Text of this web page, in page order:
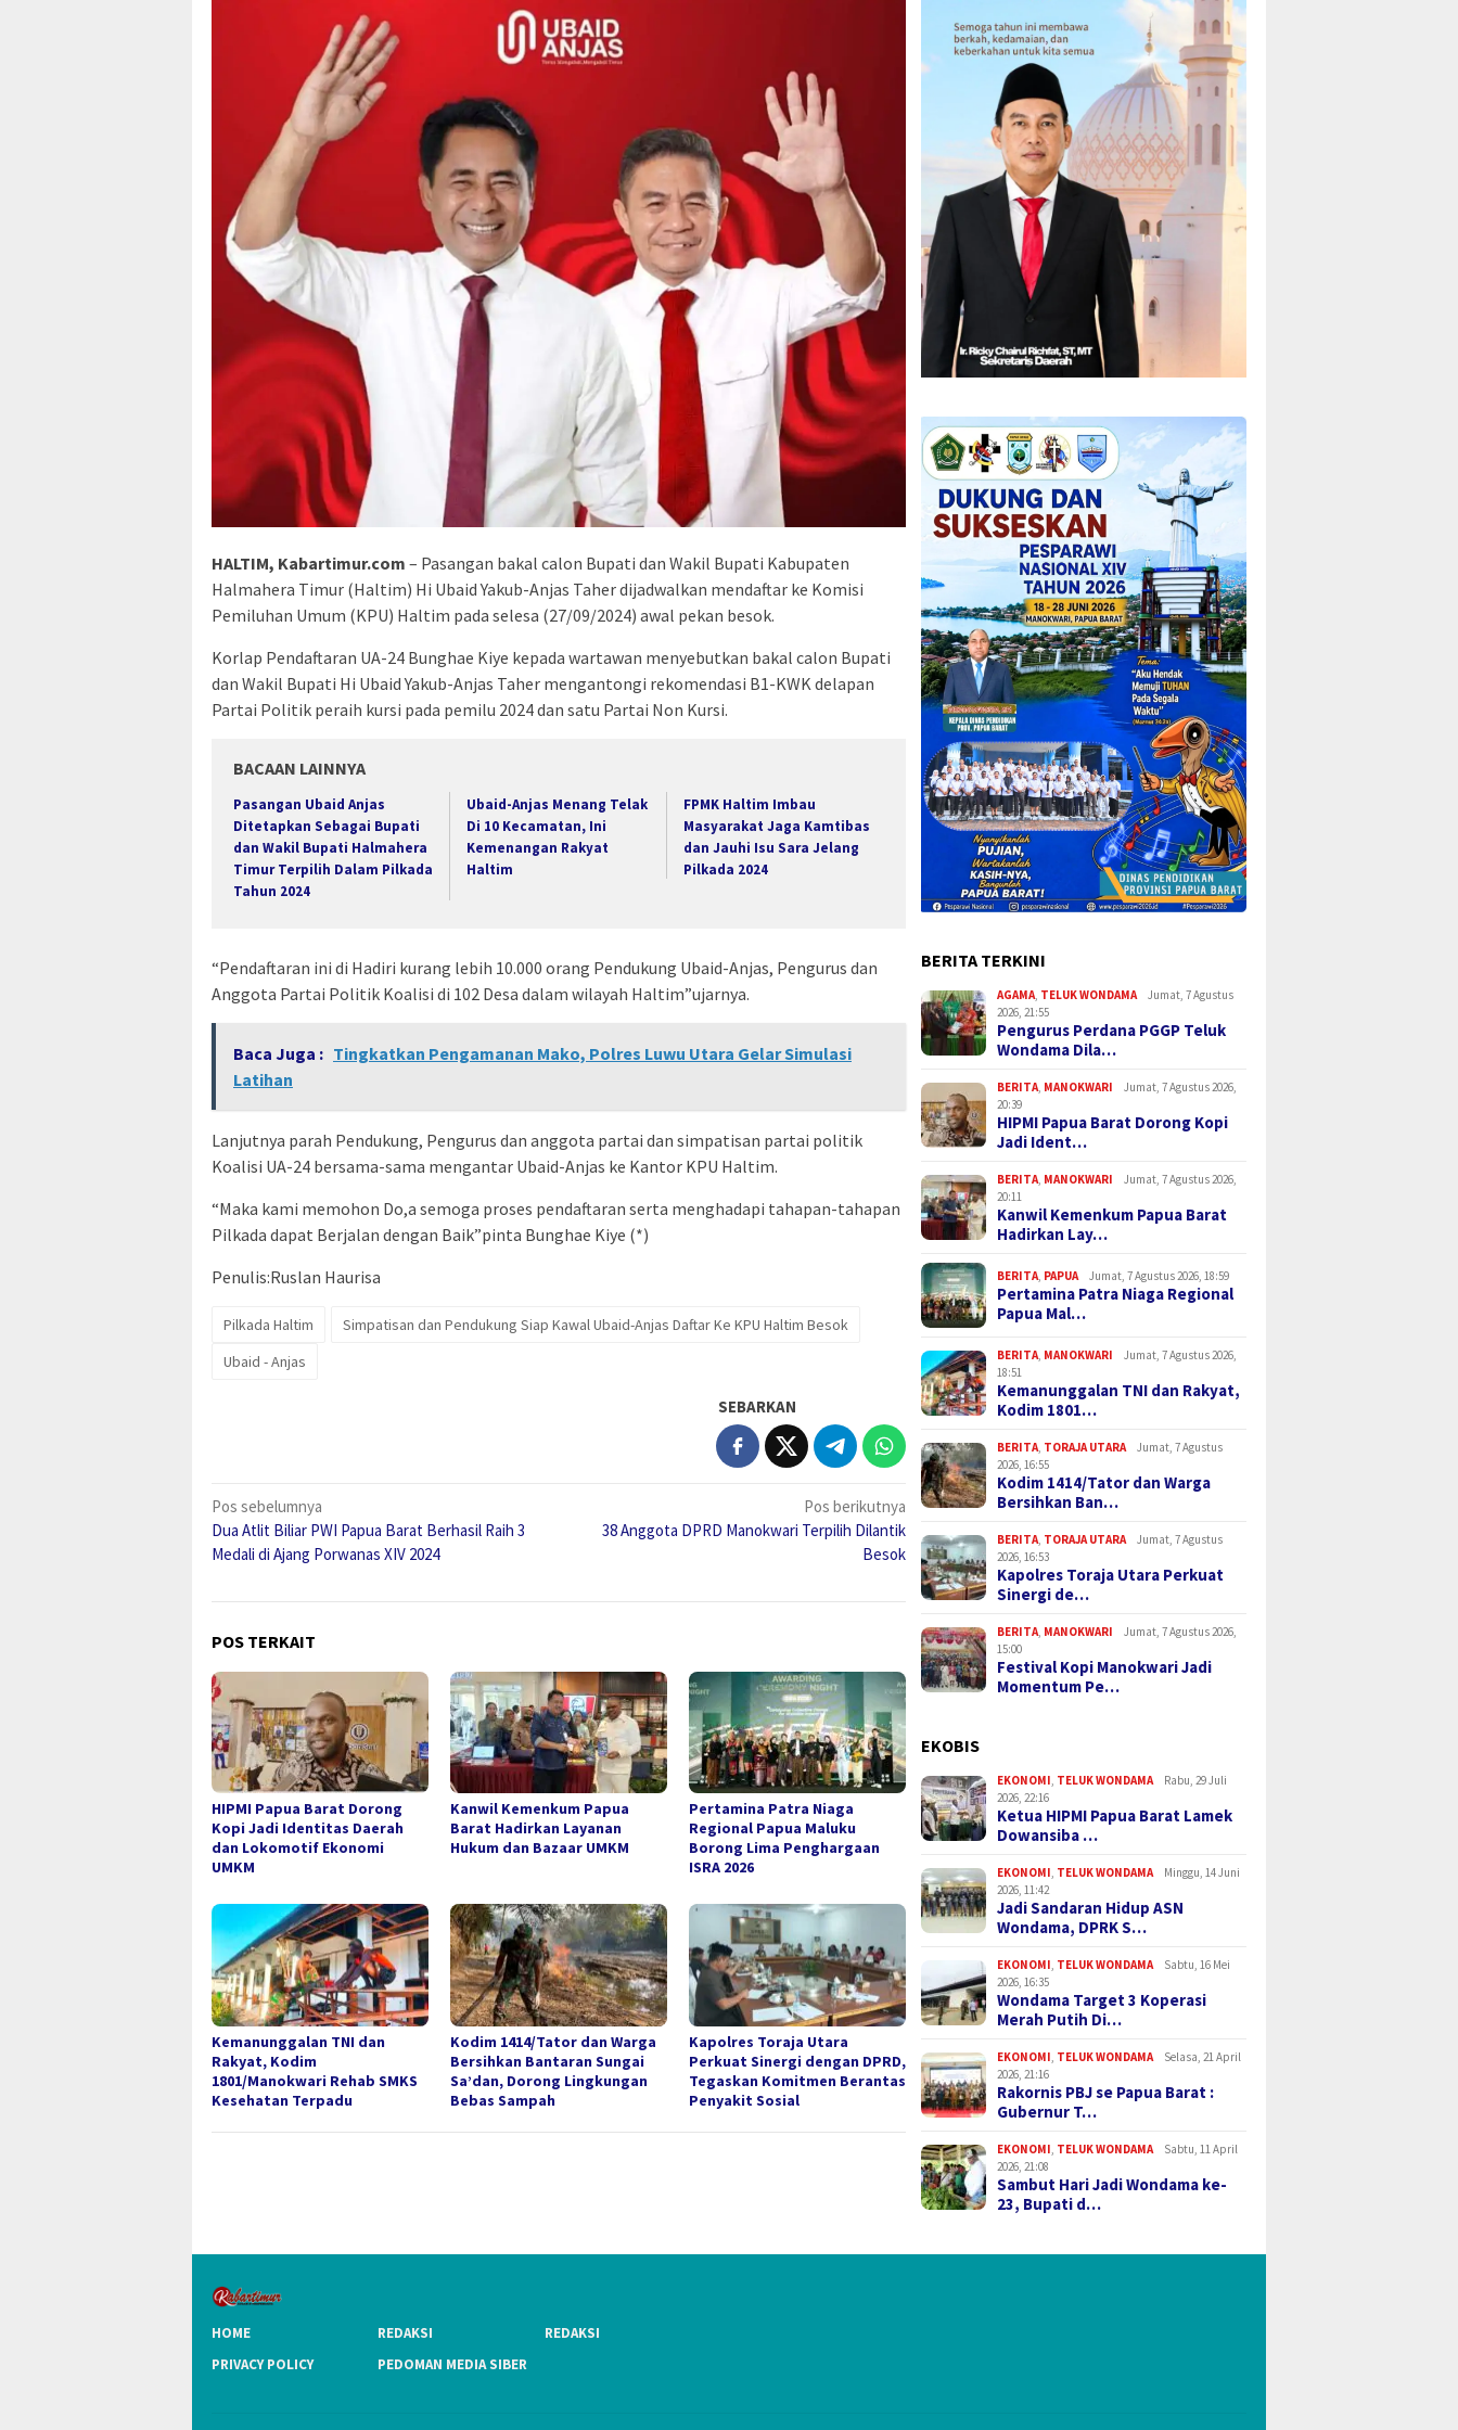
HALTIM, Kabartimur.com – Pasangan bakal calon Bupati dan Wakil Bupati Kabupaten
Halmahera Timur (Haltim) Hi Ubaid Yakub-Anjas Taher dijadwalkan mendaftar ke Komisi
Pemiluhan Umum (KPU) Haltim pada selesa (27/09/2024) awal pekan besok.
Korlap Pendaftaran UA-24 Bunghae Kiye kepada wartawan menyebutkan bakal calon Bupati
dan Wakil Bupati Hi Ubaid Yakub-Anjas Taher mengantongi rekomendasi B1-KWK delapan
Partai Politik peraih kursi pada pemilu 2024 dan satu Partai Non Kursi.
BACAAN LAINNYA
Pasangan Ubaid Anjas
Ditetapkan Sebagai Bupati
dan Wakil Bupati Halmahera
Timur Terpilih Dalam Pilkada
Tahun 2024
Ubaid-Anjas Menang Telak
Di 10 Kecamatan, Ini
Kemenangan Rakyat
Haltim
FPMK Haltim Imbau
Masyarakat Jaga Kamtibas
dan Jauhi Isu Sara Jelang
Pilkada 2024
“Pendaftaran ini di Hadiri kurang lebih 10.000 orang Pendukung Ubaid-Anjas, Pengurus dan
Anggota Partai Politik Koalisi di 102 Desa dalam wilayah Haltim”ujarnya.
Baca Juga : Tingkatkan Pengamanan Mako, Polres Luwu Utara Gelar Simulasi
Latihan
Lanjutnya parah Pendukung, Pengurus dan anggota partai dan simpatisan partai politik
Koalisi UA-24 bersama-sama mengantar Ubaid-Anjas ke Kantor KPU Haltim.
“Maka kami memohon Do,a semoga proses pendaftaran serta menghadapi tahapan-tahapan
Pilkada dapat Berjalan dengan Baik”pinta Bunghae Kiye (*)
Penulis:Ruslan Haurisa
Pilkada Haltim
Simpatisan dan Pendukung Siap Kawal Ubaid-Anjas Daftar Ke KPU Haltim Besok
Ubaid - Anjas
SEBARKAN
Navigasi
pos
Pos sebelumnya
Dua Atlit Biliar PWI Papua Barat Berhasil Raih 3
Medali di Ajang Porwanas XIV 2024
Pos berikutnya
38 Anggota DPRD Manokwari Terpilih Dilantik
Besok
POS TERKAIT
HIPMI Papua Barat Dorong
Kopi Jadi Identitas Daerah
dan Lokomotif Ekonomi
UMKM
Kanwil Kemenkum Papua
Barat Hadirkan Layanan
Hukum dan Bazaar UMKM
Pertamina Patra Niaga
Regional Papua Maluku
Borong Lima Penghargaan
ISRA 2026
Kemanunggalan TNI dan
Rakyat, Kodim
1801/Manokwari Rehab SMKS
Kesehatan Terpadu
Kodim 1414/Tator dan Warga
Bersihkan Bantaran Sungai
Sa’dan, Dorong Lingkungan
Bebas Sampah
Kapolres Toraja Utara
Perkuat Sinergi dengan DPRD,
Tegaskan Komitmen Berantas
Penyakit Sosial
BERITA TERKINI
AGAMA TELUK WONDAMA
Jumat, 7 Agustus
2026, 21:55
Pengurus Perdana PGGP Teluk
Wondama Dila…
BERITA MANOKWARI
Jumat, 7 Agustus 2026,
20:39
HIPMI Papua Barat Dorong Kopi
Jadi Ident…
BERITA MANOKWARI
Jumat, 7 Agustus 2026,
20:11
Kanwil Kemenkum Papua Barat
Hadirkan Lay…
BERITA PAPUA Jumat, 7 Agustus 2026, 18:59
Pertamina Patra Niaga Regional
Papua Mal…
BERITA MANOKWARI
Jumat, 7 Agustus 2026,
18:51
Kemanunggalan TNI dan Rakyat,
Kodim 1801…
BERITA TORAJA UTARA
Jumat, 7 Agustus
2026, 16:55
Kodim 1414/Tator dan Warga
Bersihkan Ban…
BERITA TORAJA UTARA
Jumat, 7 Agustus
2026, 16:53
Kapolres Toraja Utara Perkuat
Sinergi de…
BERITA MANOKWARI
Jumat, 7 Agustus 2026,
15:00
Festival Kopi Manokwari Jadi
Momentum Pe…
EKOBIS
EKONOMI TELUK WONDAMA
Rabu, 29 Juli
2026, 22:16
Ketua HIPMI Papua Barat Lamek
Dowansiba …
EKONOMI TELUK WONDAMA
Minggu, 14 Juni
2026, 11:42
Jadi Sandaran Hidup ASN
Wondama, DPRK S…
EKONOMI TELUK WONDAMA
Sabtu, 16 Mei
2026, 16:35
Wondama Target 3 Koperasi
Merah Putih Di…
EKONOMI TELUK WONDAMA
Selasa, 21 April
2026, 21:16
Rakornis PBJ se Papua Barat :
Gubernur T…
EKONOMI TELUK WONDAMA
Sabtu, 11 April
2026, 21:08
Sambut Hari Jadi Wondama ke-
23, Bupati d…
HOME REDAKSI
REDAKSI
PRIVACY POLICY
PEDOMAN MEDIA SIBER